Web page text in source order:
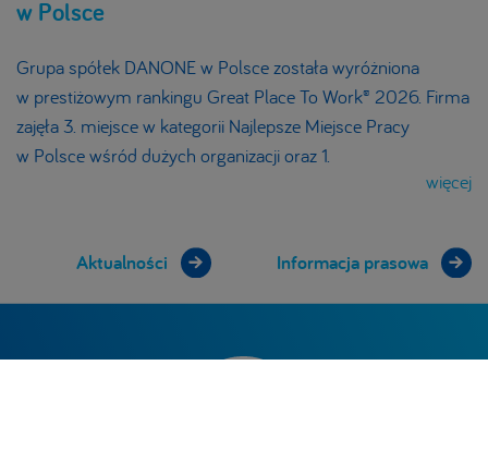
w Polsce
Grupa spółek DANONE w Polsce została wyróżniona
w prestiżowym rankingu Great Place To Work® 2026. Firma
zajęła 3. miejsce w kategorii Najlepsze Miejsce Pracy
w Polsce wśród dużych organizacji oraz 1.
więcej
Aktualności Informacja prasowa